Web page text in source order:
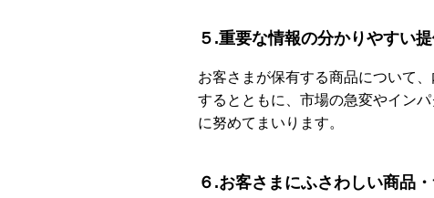
５.重要な情報の分かりやすい
お客さまが保有する商品について
するとともに、市場の急変やイン
に努めてまいります。
６.お客さまにふさわしい商品